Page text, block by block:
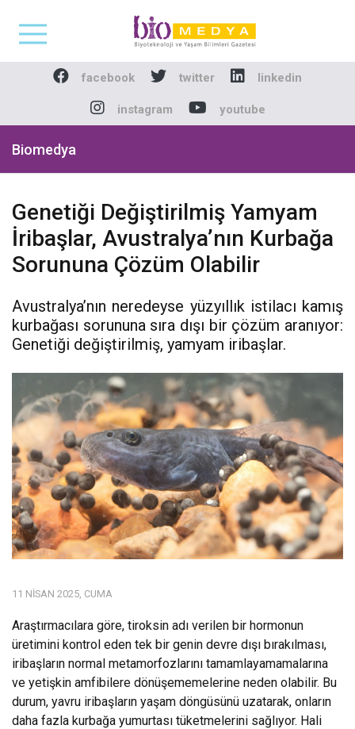
Biomedya -
facebook twitter linkedin
instagram youtube
Biomedya
Genetiği Değiştirilmiş Yamyam
İribaşlar, Avustralya’nın Kurbağa
Sorununa Çözüm Olabilir
Avustralya’nın neredeyse yüzyıllık istilacı kamış
kurbağası sorununa sıra dışı bir çözüm aranıyor:
Genetiği değiştirilmiş, yamyam iribaşlar.
11 NISAN 2025, CUMA
Araştırmacılara göre, tiroksin adı verilen bir hormonun
üretimini kontrol eden tek bir genin devre dışı bırakılması,
iribaşların normal metamorfozlarını tamamlayamamalarına
ve yetişkin amfibilere dönüşememelerine neden olabilir. Bu
durum, yavru iribaşların yaşam döngüsünü uzatarak, onların
daha fazla kurbağa yumurtası tüketmelerini sağlıyor. Hali